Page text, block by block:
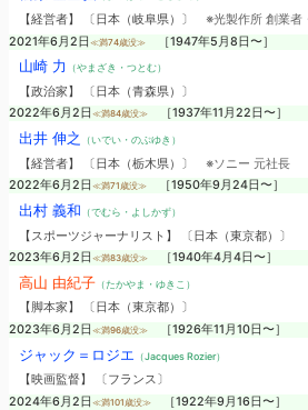
【経営者】 〔日本（岐阜県）〕 ※光製作所 創業者
2021年6月2日 ≪満74歳没≫ ［1947年5月8日〜］
山崎 力 （やまざき・つとむ）
【政治家】 〔日本（青森県）〕
2022年6月2日 ≪満84歳没≫ ［1937年11月22日〜］
出井 伸之 （いでい・のぶゆき）
【経営者】 〔日本（栃木県）〕 ※ソニー 元社長
2022年6月2日 ≪満71歳没≫ ［1950年9月24日〜］
出村 義和 （でむら・よしかず）
【スポーツジャーナリスト】 〔日本（東京都）〕
2023年6月2日 ≪満83歳没≫ ［1940年4月4日〜］
高山 由紀子（たかやま・ゆきこ）
【脚本家】 〔日本（東京都）〕
2023年6月2日 ≪満96歳没≫ ［1926年11月10日〜］
ジャック＝ロジエ （Jacques Rozier）
【映画監督】 〔フランス〕
2024年6月2日 ≪満101歳没≫ ［1922年9月16日〜］